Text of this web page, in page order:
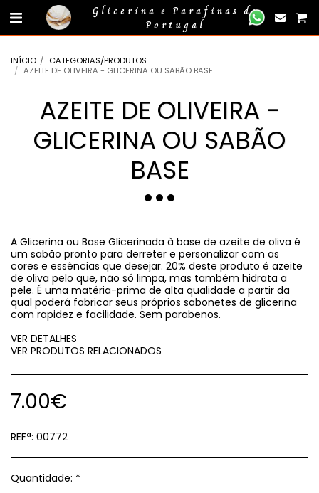
gtag('event', 'compra_finalizada', { //});
Glicerina e Parafinas de
Portugal
INÍCIO
CATEGORIAS/PRODUTOS
AZEITE DE OLIVEIRA - GLICERINA OU SABÃO BASE
AZEITE DE OLIVEIRA -
GLICERINA OU SABÃO
BASE
A Glicerina ou Base Glicerinada à base de azeite de oliva é
um sabão pronto para derreter e personalizar com as
cores e essências que desejar. 20% deste produto é azeite
de oliva pelo que, não só limpa, mas também hidrata a
pele. É uma matéria-prima de alta qualidade a partir da
qual poderá fabricar seus próprios sabonetes de glicerina
com rapidez e facilidade. Sem parabenos.
VER DETALHES
VER PRODUTOS RELACIONADOS
7.00€
REFª: 00772
Quantidade: *